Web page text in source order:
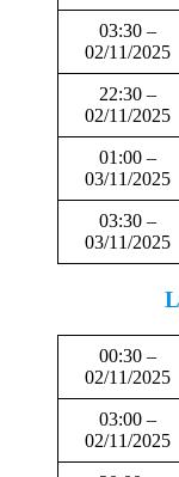
03:30 –
02/11/2025
22:30 –
02/11/2025
01:00 –
03/11/2025
03:30 –
03/11/2025
00:30 –
02/11/2025
03:00 –
02/11/2025